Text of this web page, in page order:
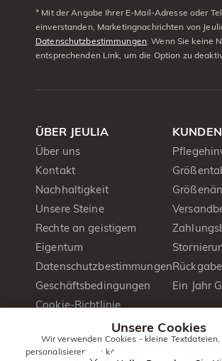
* Mit der Angabe Ihrer E-Mail-Adresse oder
einverstanden, Marketingnachrichten von
Datenschutzbestimmungen . Wenn Sie keine
entsprechenden Link, um die Option zu
ÜBER JEULIA
Über uns
Kontakt
Nachhaltigkeit
Unsere Steine
Rechte an geistigem
Eigentum
Datenschutzbestimmungen
Geschäftsbedingungen
Cookie-Richtlinie
Produktbroschüre
Ein Jahr
Unsere Cookies
Wir verwenden Cookies - kleine
personalisieren. Sie können alle Cookies